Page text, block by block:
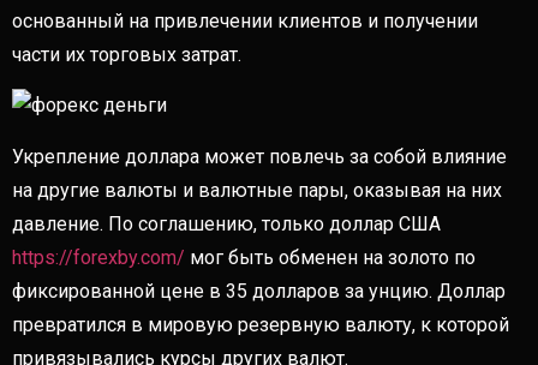
основанный на привлечении клиентов и получении
части их торговых затрат.
Укрепление доллара может повлечь за собой влияние
на другие валюты и валютные пары, оказывая на них
давление. По соглашению, только доллар США
https://forexby.com/ мог быть обменен на золото по
фиксированной цене в 35 долларов за унцию. Доллар
превратился в мировую резервную валюту, к которой
привязывались курсы других валют.